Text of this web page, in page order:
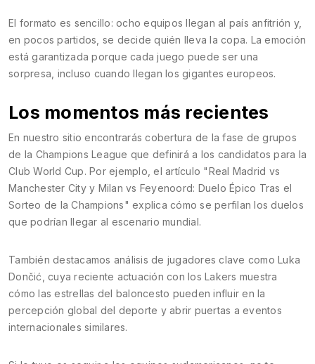
El formato es sencillo: ocho equipos llegan al país anfitrión y,
en pocos partidos, se decide quién lleva la copa. La emoción
está garantizada porque cada juego puede ser una
sorpresa, incluso cuando llegan los gigantes europeos.
Los momentos más recientes
En nuestro sitio encontrarás cobertura de la fase de grupos
de la Champions League que definirá a los candidatos para la
Club World Cup. Por ejemplo, el artículo "Real Madrid vs
Manchester City y Milan vs Feyenoord: Duelo Épico Tras el
Sorteo de la Champions" explica cómo se perfilan los duelos
que podrían llegar al escenario mundial.
También destacamos análisis de jugadores clave como Luka
Dončić, cuya reciente actuación con los Lakers muestra
cómo las estrellas del baloncesto pueden influir en la
percepción global del deporte y abrir puertas a eventos
internacionales similares.